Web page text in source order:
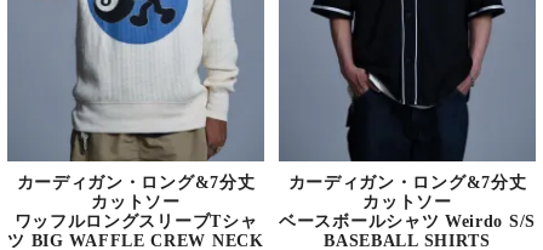
カーディガン・ロング&7分丈
カットソー
ワッフルロングスリーブTシャ
ツ BIG WAFFLE CREW NECK
カーディガン・ロング&7分丈
カットソー
ベースボールシャツ Weirdo S/S
BASEBALL SHIRTS